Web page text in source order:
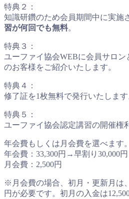
特典２：
知識研鑽のため会員期間中に実施
習が何回でも無料。
特典３：
ユーファイ協会WEBに会員サロ
のお客様をご紹介いたします。
特典４：
修了証を1枚無料で発行いたします
特典５：
ユーファイ協会認定講習の開催権
年会費もしくは月会費を選べます。
年会費：33,300円→早割り30,000円
月会費：2,500円
※月会費の場合、初月・更新月は
円が必要です。初月の入金は